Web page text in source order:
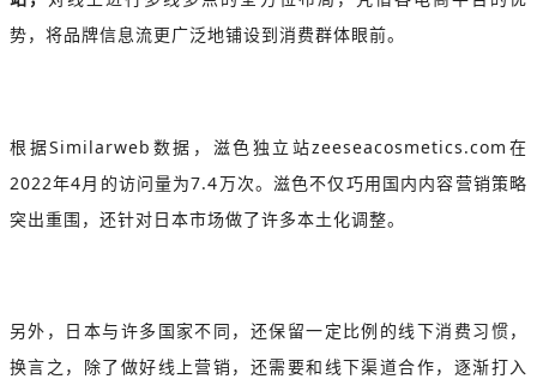
势，将品牌信息流更广泛地铺设到消费群体眼前。
根据Similarweb数据，滋色独立站zeeseacosmetics.com在
2022年4月的访问量为7.4万次。滋色不仅巧用国内内容营销策略
突出重围，还针对日本市场做了许多本土化调整。
另外，日本与许多国家不同，还保留一定比例的线下消费习惯，
换言之，除了做好线上营销，还需要和线下渠道合作，逐渐打入